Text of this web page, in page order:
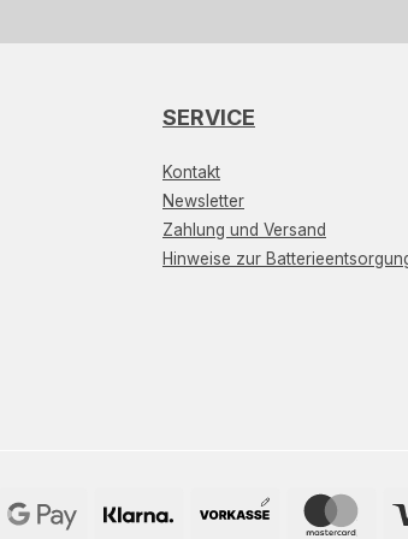
SERVICE
Kontakt
Newsletter
Zahlung und Versand
Hinweise zur